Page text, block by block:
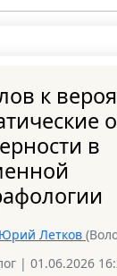
к
в
Юрий Летков
| 01.06.2026